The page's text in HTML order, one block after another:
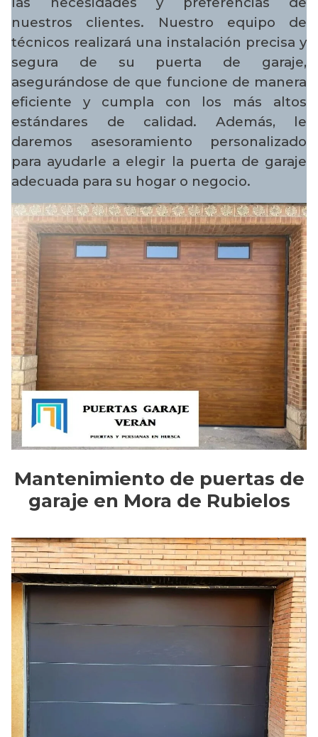
nuestros clientes. Nuestro equipo de
técnicos realizará una instalación precisa y
segura de su puerta de garaje,
asegurándose de que funcione de manera
eficiente y cumpla con los más altos
estándares de calidad. Además, le
daremos asesoramiento personalizado
para ayudarle a elegir la puerta de garaje
adecuada para su hogar o negocio.
Mantenimiento de puertas de
garaje en Mora de Rubielos